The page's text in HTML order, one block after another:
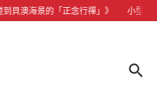
澳海景的「正念行禪」》 小型犬